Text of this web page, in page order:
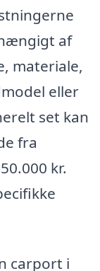
af
materiale,
eller
set kan
fra
kr.
carport i